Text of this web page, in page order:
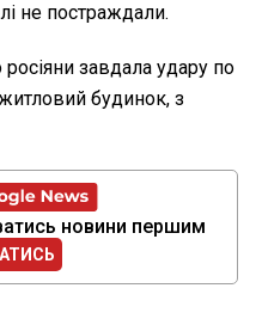
не постраждали.
завдала удару по
будинок, з
новини першим